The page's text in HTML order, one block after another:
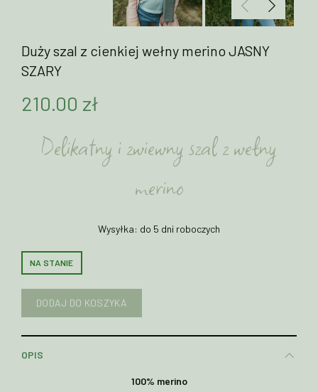
Duży szal z cienkiej wełny merino JASNY
SZARY
210.00 zł
Delikatny i zwiewny szal z wełny
merino
Wysyłka: do 5 dni roboczych
NA STANIE
DODAJ DO KOSZYKA
OPIS
100% merino